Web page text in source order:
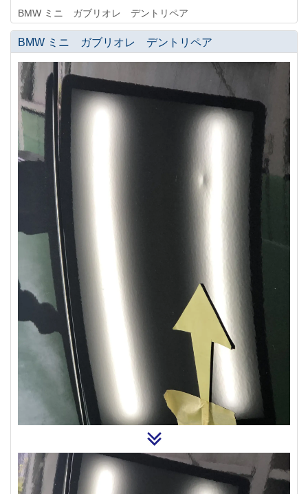
BMW ミニ ガブリオレ デントリペア
BMW ミニ ガブリオレ デントリペア